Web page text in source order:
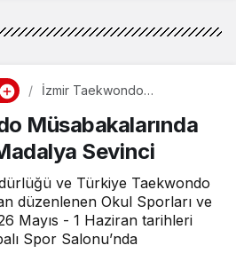
İzmir Taekwondo
20 Madalya Sevinci
Müsabakalarında
Sevinci
ve Türkiye Taekwondo
düzenlenen Okul Sporları ve
Mayıs - 1 Haziran tarihleri
Spor Salonu’nda